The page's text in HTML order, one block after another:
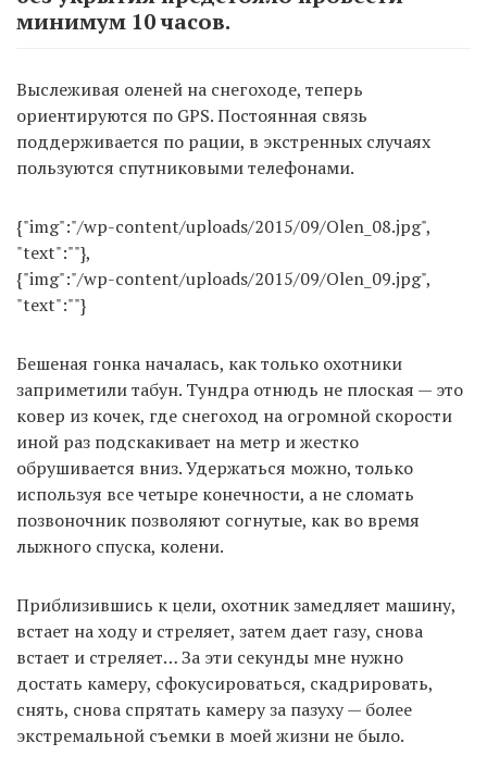
минимум 10 часов.
Выслеживая оленей на снегоходе, теперь
ориентируются по GPS. Постоянная связь
поддерживается по рации, в экстренных случаях
пользуются спутниковыми телефонами.
{"img":"/wp-content/uploads/2015/09/Olen_08.jpg",
"text":""},
{"img":"/wp-content/uploads/2015/09/Olen_09.jpg",
"text":""}
Бешеная гонка началась, как только охотники
заприметили табун. Тундра отнюдь не плоская — это
ковер из кочек, где снегоход на огромной скорости
иной раз подскакивает на метр и жестко
обрушивается вниз. Удержаться можно, только
используя все четыре конечности, а не сломать
позвоночник позволяют согнутые, как во время
лыжного спуска, колени.
Приблизившись к цели, охотник замедляет машину,
встает на ходу и стреляет, затем дает газу, снова
встает и стреляет… За эти секунды мне нужно
достать камеру, сфокусироваться, скадрировать,
снять, снова спрятать камеру за пазуху — более
экстремальной съемки в моей жизни не было.